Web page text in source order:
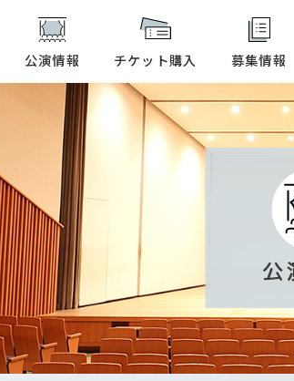
公演情報 チケット購入 募集情報
公